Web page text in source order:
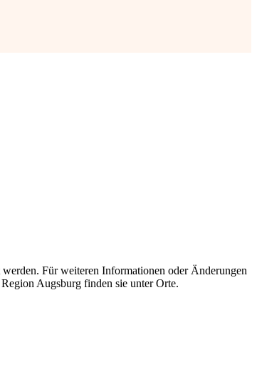
Für weiteren Informationen oder Änderungen
Augsburg finden sie unter Orte.